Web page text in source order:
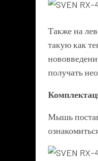
Также на
такую как
получать
Мышь